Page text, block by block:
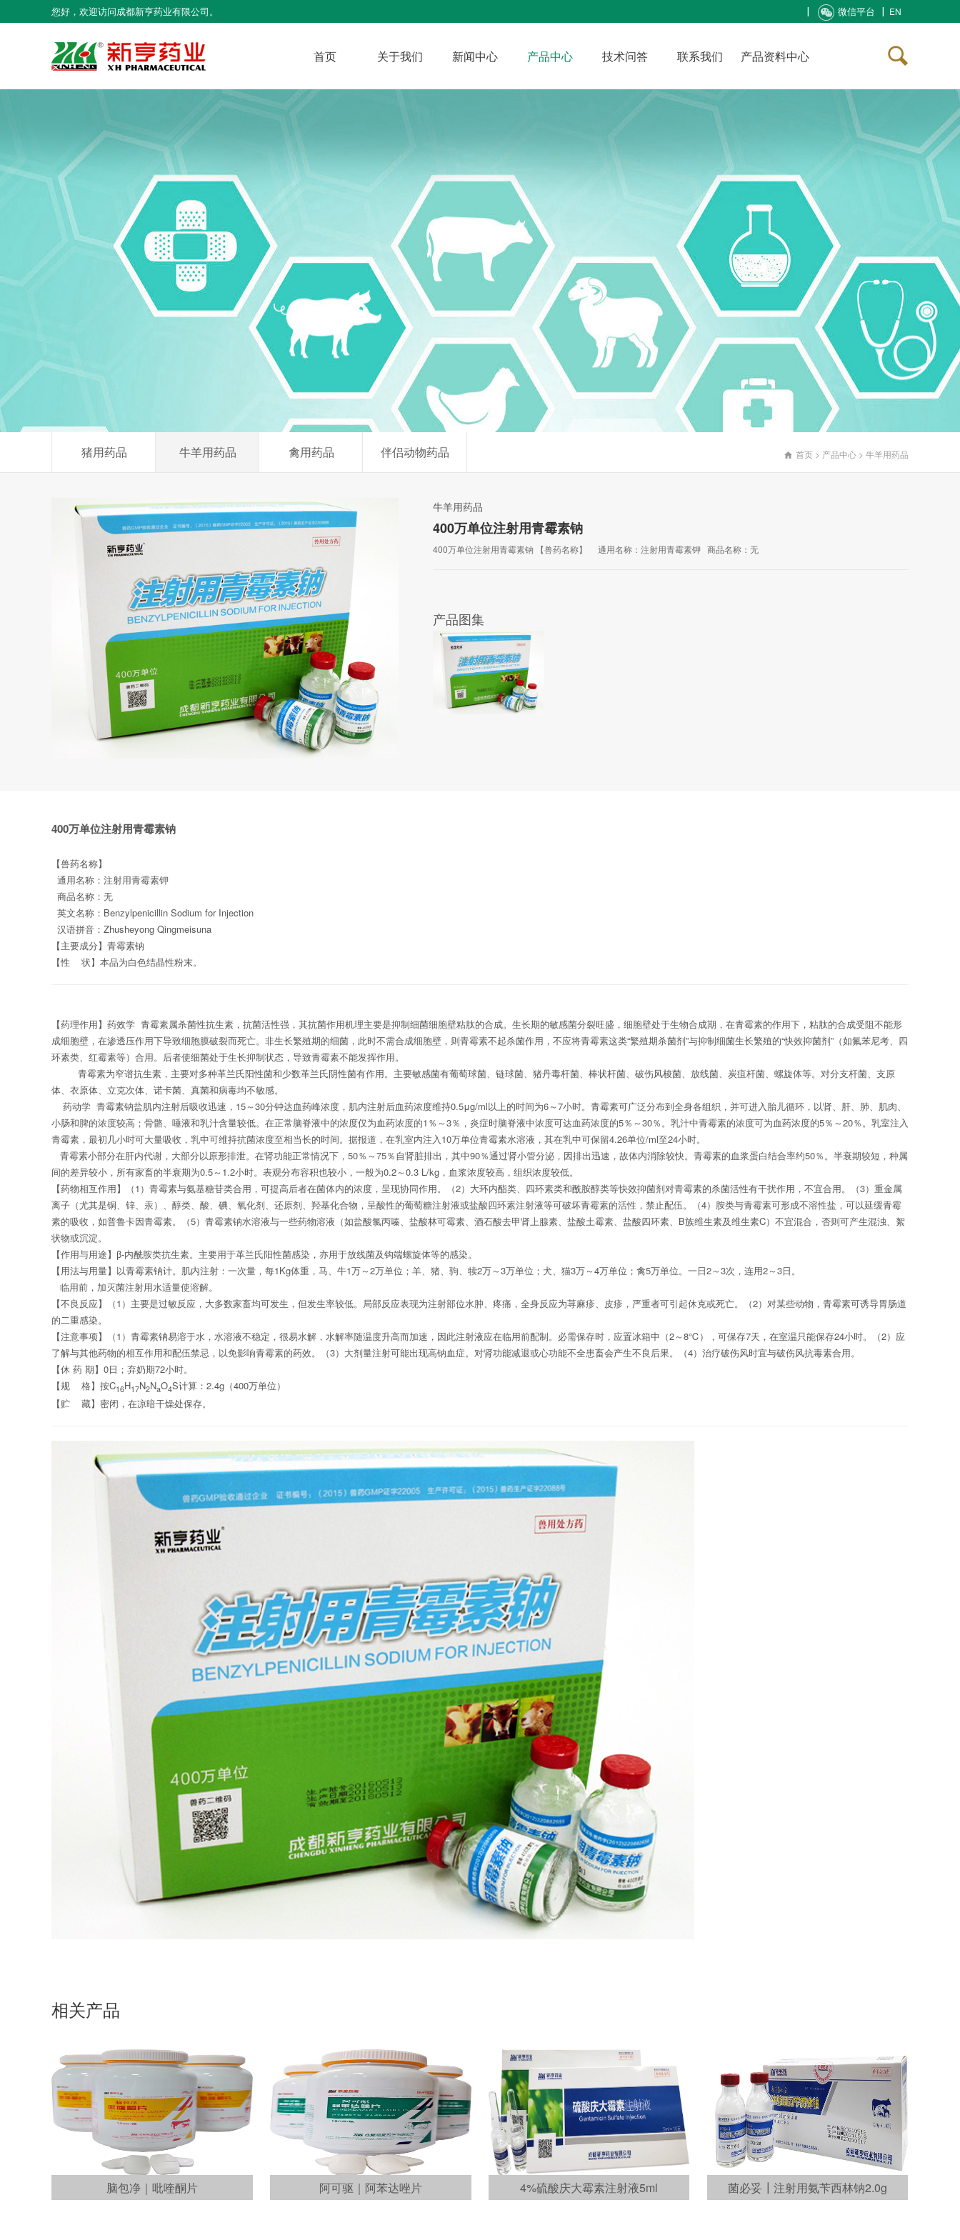
您好，欢迎访问成都新亨药业有限公司。 EN
微信平台
首页 关于我们 新闻中心 产品中心 技术问答 联系我们 产品资料中心
猪用药品 牛羊用药品 禽用药品 伴侣动物药品  首页 > 产品中心 > 牛羊用药品
牛羊用药品
400万单位注射用青霉素钠
400万单位注射用青霉素钠 【兽药名称】 通用名称：注射用青霉素钾 商品名称：无
产品图集
400万单位注射用青霉素钠
【兽药名称】
通用名称 ：注射用青霉素钾
商品名称 ： 无
英文名称 ： Benzylpenicillin Sodium for Injection
汉语拼音： Zhusheyong Qingmeisuna
【主要成分】青霉素钠
【性
状】本品为白色结晶性粉末。
【药理作用】 药效学 青霉素属杀菌性抗生素，抗菌活性强，其抗菌作用机理主要是抑制细菌细胞壁粘肽的合成。生长期的敏感菌分裂旺盛，细胞壁处于生物合成期，在青霉素的作用下，粘肽的合成受阻不能形
成细胞壁，在渗透压作用下导致细胞膜破裂而死亡。非生长繁殖期的细菌，此时不需合成细胞壁，则青霉素不起杀菌作用， 不应将青霉素这类“繁殖期杀菌剂”与抑制细菌生长繁殖的“快效抑菌剂”（如氟苯尼考、四
环素类、红霉素等）合用。后者使细菌处于生长抑制状态，导致青霉素不能发挥作用。
青霉素为窄谱抗生素，主要对多种革兰氏阳性菌和少数革兰氏阴性菌有作用。主要敏感菌有葡萄球菌、链球菌、猪丹毒杆菌、棒状杆菌、破伤风梭菌、放线菌、炭疽杆菌、螺旋体等。对分支杆菌、支原
体、衣原体、立克次体、诺卡菌、真菌和病毒均不敏感。
药动学 青霉素钠盐肌内注射后吸收迅速， 15～30分钟达血药峰浓度，肌内注射后血药浓度维持0.5μg/ml以上的时间为6～7小时。青霉素可广泛分布到全身各组织，并可进入胎儿循环，以肾、肝、肺、肌肉、
小肠和脾的浓度较高；骨骼、唾液和乳汁含量较低。在正常脑脊液中的浓度仅为血药浓度的1 ％～3％，炎症时脑脊液中浓度可达血药浓度的5％～30％。乳汁中青霉素的浓度可为血药浓度的5％～20％。乳室注入
青霉素，最初几小时可大量吸收，乳中可维持抗菌浓度至相当长的时间。据报道，在乳室内注入 10万单位青霉素水溶液，其在乳中可保留4.26单位/ml至24小时。
青霉素小部分在肝内代谢，大部分以原形排泄。在肾功能正常情况下， 50％～75％自肾脏排出，其中90％通过肾小管分泌，因排出迅速，故体内消除较快。青霉素的血浆蛋白结合率约50％。半衰期较短，种属
间的差异较小，所有家畜的半衰期为0.5～ 1.2小时。表观分布容积也较小，一般为0.2～0.3 L/kg ，血浆浓度较高，组织浓度较低。
【药物相互作用】（1 ）青霉素与氨基糖苷类合用，可提高后者在菌体内的浓度，呈现协同作用。（2）大环内酯类、四环素类和酰胺醇类等快效抑菌剂对青霉素的杀菌活性有干扰作用，不宜合用。（3）重金属
离子（尤其是铜、锌、汞）、醇类、酸、碘、氧化剂、还原剂、羟基化合物，呈酸性的葡萄糖注射液或盐酸四环素注射液等可破坏青霉素的活性，禁止配伍。（4）胺类与青霉素可形成不溶性盐，可以延缓青霉
素的吸收，如普鲁卡因青霉素。（5）青霉素钠水溶液与一些药物溶液（如盐酸氯丙嗪、盐酸林可霉素、酒石酸去甲肾上腺素、盐酸土霉素、盐酸四环素、 B族维生素及维生素C）不宜混合，否则可产生混浊、絮
状物或沉淀。
【作用与用途】 β-内酰胺类抗生素。主要用于革兰氏阳性菌感染，亦用于放线菌及钩端螺旋体等的感染。
【用法与用量】 以青霉素钠计。 肌内注射：一次量，每1Kg体重，马、牛1万～2万单位；羊、猪、驹、犊2万～3万单位；犬、猫3万～4万单位；禽5万单位。一日2～3次，连用2～3日。
临用前 ， 加灭菌注射用水适量使溶解。
【不良反应】
（1） 主要是过敏反应，大多数家畜均可发生 ，但发生率较低。 局部反应表现为注射部位水肿、疼痛，全身反应为荨麻疹、皮疹，严重者可引起休克或死亡。 （2） 对某些动物，青霉素可诱导胃肠道
的二重感染。
【注意事项】
（1 ）青霉素钠易溶于水，水溶液不稳定，很易水解，水解率随温度升高而加速，因此注射液应在临用前配制。必需保存时，应置冰箱中（2～8℃），可保存7天，在室温只能保存24小时。（2）应
了解与其他药物的相互作用和配伍禁忌，以免影响青霉素的药效。
（3）大剂量注射可能出现高钠血症。对肾功能减退或心功能不全患畜会产生不良后果。（4）治疗破伤风时宜与破伤风抗毒素合用。
【休 药 期】 0日 ； 弃奶期72小时。
【规
格】按C16H17N2NaO4S计算： 2.4g （400万单位）
【贮
藏】密闭，在凉暗干燥处保存。
相关产品
脑包净｜吡喹酮片 阿可驱｜阿苯达唑片 4%硫酸庆大霉素注射液5ml 菌必妥┃注射用氨苄西林钠2.0g